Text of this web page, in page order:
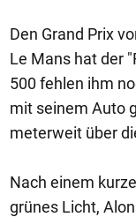
Den Grand Prix
Le Mans hat der
500 fehlen ihm
mit seinem Auto
meterweit über
Nach einem
grünes Licht,